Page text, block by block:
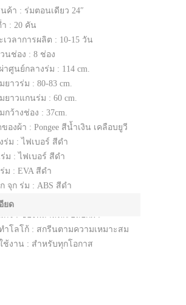
ค้า : ร่มตอนเดียว 24″
: 20 คัน
เวลาการผลิต : 10-15 วัน
นช่อง : 8 ช่อง
าศูนย์กลางร่ม : 114 cm.
ยาวร่ม : 80-83 cm.
ยาวแกนร่ม : 60 cm.
กว้างช่อง : 37cm.
องผ้า : Pongee สีน้ำเงิน เคลือบยูวี
ร่ม : ไฟเบอร์ สีดำ
ม : ไฟเบอร์ สีดำ
ม : EVA สีดำ
จุก ร่ม : ABS สีดำ
เปิด-ปิด : Auto
กจ : ซองพลาสติก/ปลอกผ้า
ำโลโก้ : สกรีนตามความเหมาะสม
ช้งาน : สำหรับทุกโอกาส
ยด